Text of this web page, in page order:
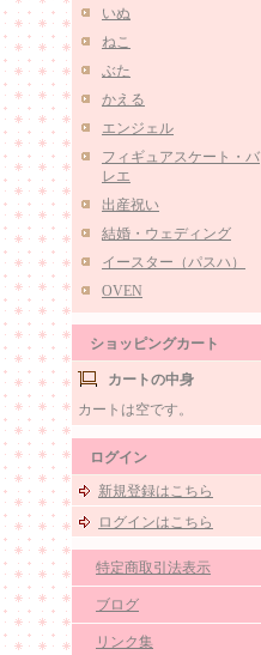
いぬ
ねこ
ぶた
かえる
エンジェル
フィギュアスケート・バ
レエ
出産祝い
結婚・ウェディング
イースター（パスハ）
OVEN
ショッピングカート
カートの中身
カートは空です。
ログイン
新規登録はこちら
ログインはこちら
特定商取引法表示
ブログ
リンク集